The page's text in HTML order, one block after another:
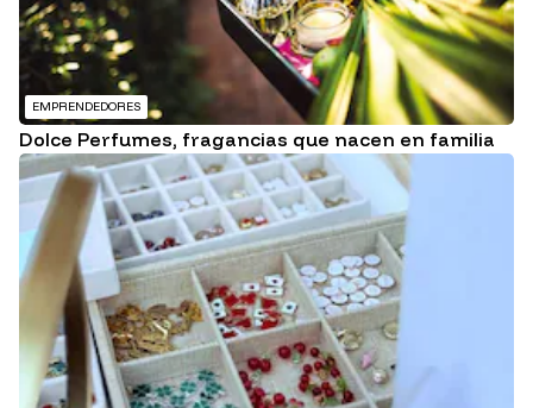
EMPRENDEDORES
Dolce Perfumes, fragancias que nacen en familia